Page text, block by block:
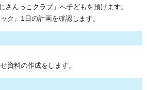
さんっこクラブ」へ子どもを預けます。
ク、1日の計画を確認します。
資料の作成をします。